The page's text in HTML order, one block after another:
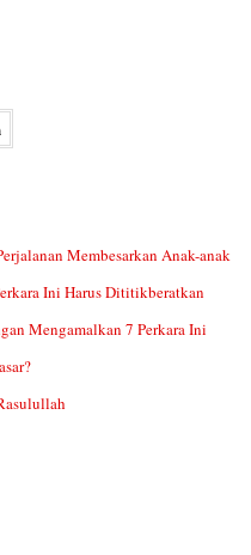
Membesarkan Anak-anak
Ini Harus Dititikberatkan
Mengamalkan 7 Perkara Ini